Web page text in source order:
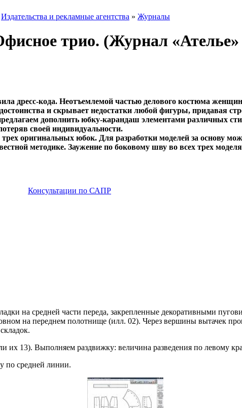
Издательства и рекламные агентства » Журналы
трио. (Журнал
дресс-кода. Неотъемлемой частью делового костюма
и скрывает недостатки любой фигуры, придавая
дополнить юбку-карандаш элементами различных
своей индивидуальности.
оригинальных юбок. Для разработки моделей за основу
методике. Заужение по боковому шву во всех трех
Консультации по САПР
на средней части переда, закрепленные декоративными
на переднем полотнище (илл. 02). Через вершины вытачек
их 13). Выполняем раздвижку: величина разведения по левому
по средней линии.